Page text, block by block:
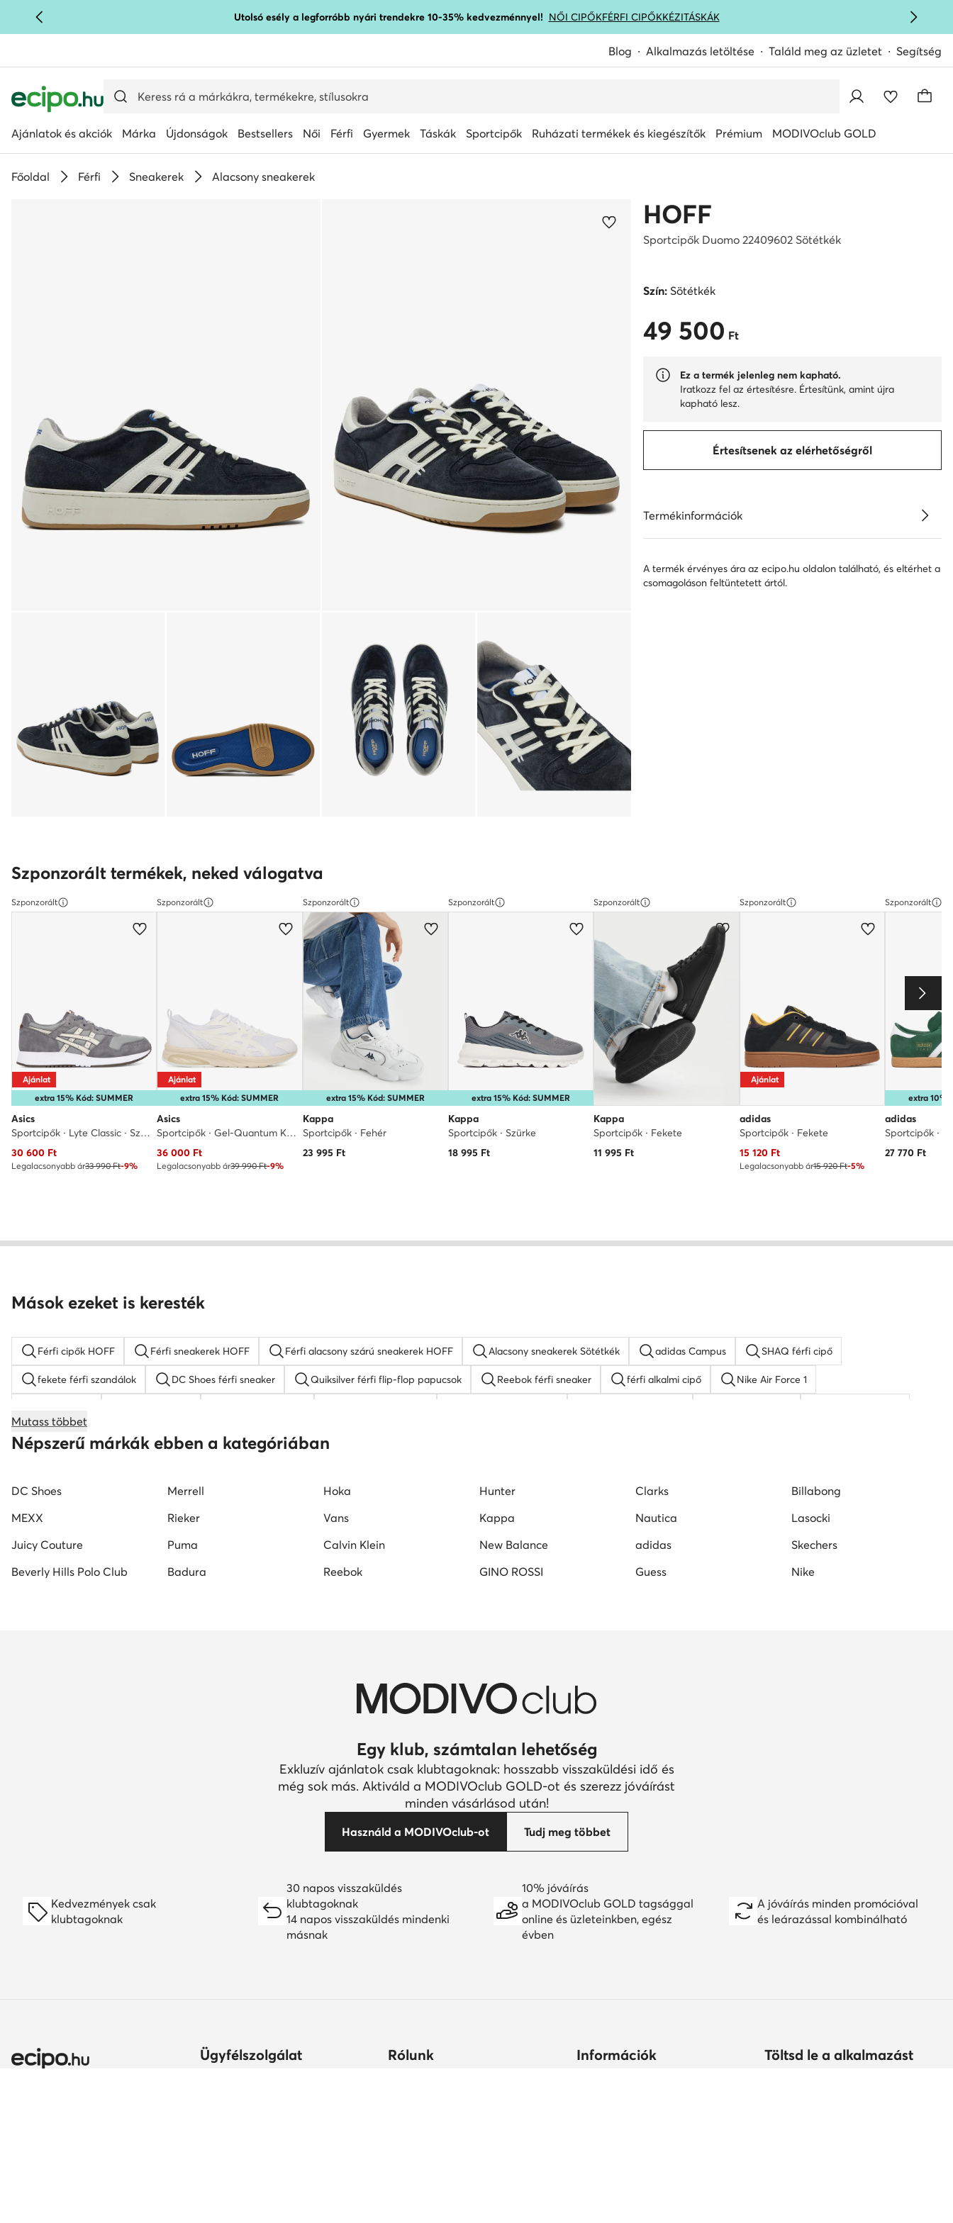
UGRÁS A FŐ TARTALOMRA Utolsó esély a legforróbb nyári trendekre 10-35% kedvezménnyel! NŐI CIPŐKFÉRFI CIPŐKKÉZITÁSKÁK
Blog Alkalmazás letöltése Találd meg az üzletet Segítség
Ajánlatok és akciók Márka Újdonságok Bestsellers Női Férfi Gyermek Táskák Sportcipők Ruházati termékek és kiegészítők Prémium MODIVOclub GOLD
Főoldal Férfi Sneakerek Alacsony sneakerek
HOFF
Sportcipők Duomo 22409602 Sötétkék
Szín:Sötétkék
49 500 Ft
49 500 Ft
Ez a termék jelenleg nem kapható.
Iratkozz fel az értesítésre. Értesítünk, amint újra
kapható lesz.
Értesítsenek az elérhetőségről
Termékinformációk
A termék érvényes ára az ecipo.hu oldalon található, és eltérhet a
csomagoláson feltüntetett ártól.
Szponzorált termékek, neked válogatva
Szponzorált
extra 15% Kód: SUMMER
Ajánlat
Asics
Sportcipők · Lyte Classic · Szürke
Aktuális ár
30 600 Ft
Legalacsonyabb ár33 990 Ft-9%
Szponzorált
extra 15% Kód: SUMMER
Ajánlat
Asics
Sportcipők · Gel-Quantum Kei · Fehér
Aktuális ár
36 000 Ft
Legalacsonyabb ár39 990 Ft-9%
Szponzorált
extra 15% Kód: SUMMER
Kappa
Sportcipők · Fehér
23 995 Ft
Szponzorált
extra 15% Kód: SUMMER
Kappa
Sportcipők · Szürke
18 995 Ft
Szponzorált
Kappa
Sportcipők · Fekete
11 995 Ft
Szponzorált
Ajánlat
adidas
Sportcipők · Fekete
Aktuális ár
15 120Ft
Legalacsonyabb ár15 920 Ft-5%
Szponzorált
extra 10%
adidas
Sportcipők ·
27 770Ft
Mások ezeket is keresték
Férfi cipők HOFF Férfi sneakerek HOFF Férfi alacsony szárú sneakerek HOFF Alacsony sneakerek Sötétkék adidas Campus SHAQ férfi cipő
fekete férfi szandálok DC Shoes férfi sneaker Quiksilver férfi flip-flop papucsok Reebok férfi sneaker férfi alkalmi cipő Nike Air Force 1
elegáns férfi cipő fehér férfi cipő Kappa férfi cipő
Mutass többet
Népszerű márkák ebben a kategóriában
DC Shoes Merrell Hoka Hunter Clarks
Billabong
MEXX
Rieker Vans Kappa Nautica
Lasocki
Juicy Couture
Puma Calvin Klein New Balance adidas
Skechers
Beverly Hills Polo Club
Badura Reebok GINO ROSSI Guess Nike
Egy klub, számtalan lehetőség
Exkluzív ajánlatok csak klubtagoknak: hosszabb visszaküldési idő és
még sok más. Aktiváld a MODIVOclub GOLD-ot és szerezz jóváírást
minden vásárlásod után!
Használd a MODIVOclub-ot Tudj meg többet
Kedvezmények csak
klubtagoknak
30 napos visszaküldés
klubtagoknak
14 napos visszaküldés mindenki
másnak
10% jóváírás
a MODIVOclub GOLD tagsággal
online és üzleteinkben, egész
évben
A jóváírás minden promócióval
és leárazással kombinálható
Ügyfélszolgálat Rólunk Információk Töltsd le a alkalmazást